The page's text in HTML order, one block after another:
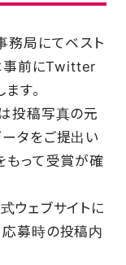
務局にてベスト
事前にTwitter
す。
投稿写真の元
タをご提出い
もって受賞が確
ウェブサイトに
募時の投稿内